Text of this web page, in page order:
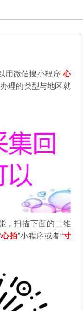
用微信搜小程序心
理的类型与地区就
，扫描下面的二维
心拍”小程序或者“寸